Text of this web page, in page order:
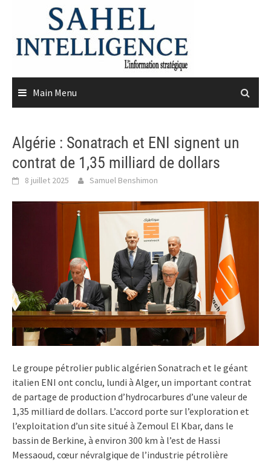
content
Main Menu
Algérie : Sonatrach et ENI signent un
contrat de 1,35 milliard de dollars
8 juillet 2025 Samuel Benshimon
Le groupe pétrolier public algérien Sonatrach et le géant
italien ENI ont conclu, lundi à Alger, un important contrat
de partage de production d’hydrocarbures d’une valeur de
1,35 milliard de dollars. L’accord porte sur l’exploration et
l’exploitation d’un site situé à Zemoul El Kbar, dans le
bassin de Berkine, à environ 300 km à l’est de Hassi
Messaoud, cœur névralgique de l’industrie pétrolière